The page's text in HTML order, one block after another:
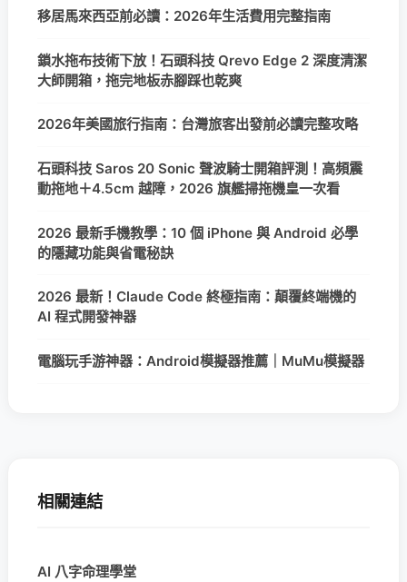
移居馬來西亞前必讀：2026年生活費用完整指南
鎖水拖布技術下放！石頭科技 Qrevo Edge 2 深度清潔
大師開箱，拖完地板赤腳踩也乾爽
2026年美國旅行指南：台灣旅客出發前必讀完整攻略
石頭科技 Saros 20 Sonic 聲波騎士開箱評測！高頻震
動拖地＋4.5cm 越障，2026 旗艦掃拖機皇一次看
2026 最新手機教學：10 個 iPhone 與 Android 必學
的隱藏功能與省電秘訣
2026 最新！Claude Code 終極指南：顛覆終端機的
AI 程式開發神器
電腦玩手游神器：Android模擬器推薦｜MuMu模擬器
相關連結
AI 八字命理學堂